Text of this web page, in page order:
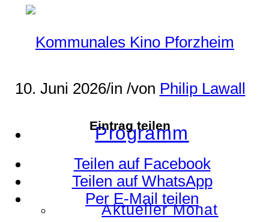
Programm
Aktueller Monat
10. Juni 2026/in /von Philip Lawall
Eintrag teilen
Teilen auf Facebook
Teilen auf WhatsApp
Per E-Mail teilen